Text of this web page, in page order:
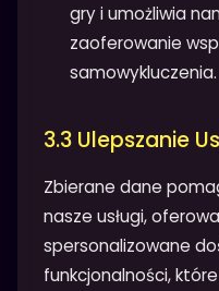
gry i umożliwia
zaoferowanie
samowykluczenia.
3.3 Ulepszanie
Zbierane dane
nasze usługi,
spersonalizowane
funkcjonalności,